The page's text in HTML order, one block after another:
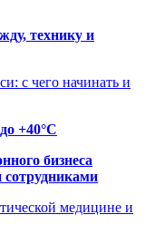
технику и
с чего начинать и
+40°C
бизнеса
сотрудниками
медицине и